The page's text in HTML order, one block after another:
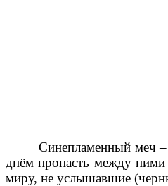
Синепламенный меч
днём пропасть между
миру, не услышавшие